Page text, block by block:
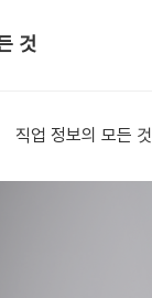
것
직업 정보의 모든 것